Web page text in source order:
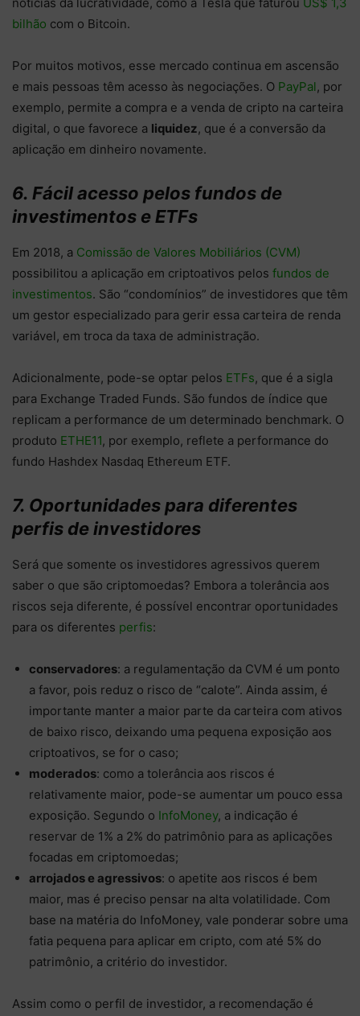
bilhão com o Bitcoin.
Por muitos motivos, esse mercado continua em ascensão
e mais pessoas têm acesso às negociações. O PayPal, por
exemplo, permite a compra e a venda de cripto na carteira
digital, o que favorece a liquidez, que é a conversão da
aplicação em dinheiro novamente.
6. Fácil acesso pelos fundos de
investimentos e ETFs
Em 2018, a Comissão de Valores Mobiliários (CVM)
possibilitou a aplicação em criptoativos pelos fundos de
investimentos. São “condomínios” de investidores que têm
um gestor especializado para gerir essa carteira de renda
variável, em troca da taxa de administração.
Adicionalmente, pode-se optar pelos ETFs, que é a sigla
para Exchange Traded Funds. São fundos de índice que
replicam a performance de um determinado benchmark. O
produto ETHE11, por exemplo, reflete a performance do
fundo Hashdex Nasdaq Ethereum ETF.
7. Oportunidades para diferentes
perfis de investidores
Será que somente os investidores agressivos querem
saber o que são criptomoedas? Embora a tolerância aos
riscos seja diferente, é possível encontrar oportunidades
para os diferentes perfis:
conservadores: a regulamentação da CVM é um ponto
a favor, pois reduz o risco de “calote”. Ainda assim, é
importante manter a maior parte da carteira com ativos
de baixo risco, deixando uma pequena exposição aos
criptoativos, se for o caso;
moderados: como a tolerância aos riscos é
relativamente maior, pode-se aumentar um pouco essa
exposição. Segundo o InfoMoney, a indicação é
reservar de 1% a 2% do patrimônio para as aplicações
focadas em criptomoedas;
arrojados e agressivos: o apetite aos riscos é bem
maior, mas é preciso pensar na alta volatilidade. Com
base na matéria do InfoMoney, vale ponderar sobre uma
fatia pequena para aplicar em cripto, com até 5% do
patrimônio, a critério do investidor.
Assim como o perfil de investidor, a recomendação é